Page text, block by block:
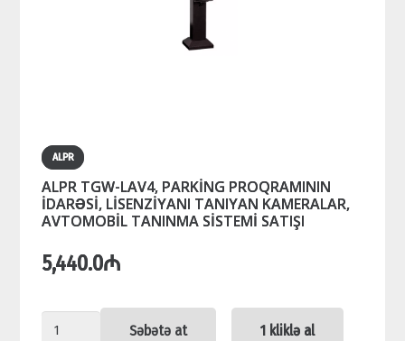
ALPR
ALPR TGW-LAV4, PARKİNG PROQRAMININ
İDARƏSİ, LİSENZİYANI TANIYAN KAMERALAR,
AVTOMOBİL TANINMA SİSTEMİ SATIŞI
5,440.0₼
ALPR
Səbətə at 1 kliklə al